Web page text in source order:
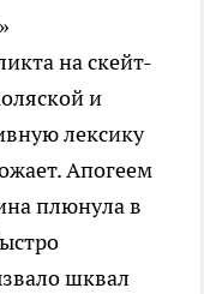
на скейт-
и
лексику
Апогеем
плюнула в
шквал